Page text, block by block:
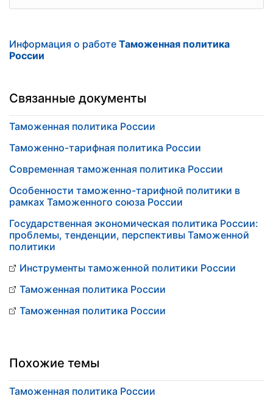
Информация о работе Таможенная политика
России
Связанные документы
Таможенная политика России
Таможенно-тарифная политика России
Современная таможенная политика России
Особенности таможенно-тарифной политики в
рамках Таможенного союза России
Государственная экономическая политика России:
проблемы, тенденции, перспективы Таможенной
политики
Инструменты таможенной политики России
Таможенная политика России
Таможенная политика России
Похожие темы
Таможенная политика России